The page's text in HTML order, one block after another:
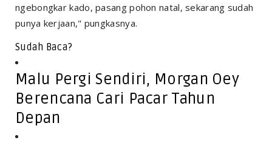
ngebongkar kado, pasang pohon natal, sekarang sudah
punya kerjaan," pungkasnya.
Sudah Baca?
Malu Pergi Sendiri, Morgan Oey
Berencana Cari Pacar Tahun
Depan